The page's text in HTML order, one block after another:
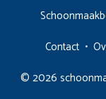
Contact •
© 2026